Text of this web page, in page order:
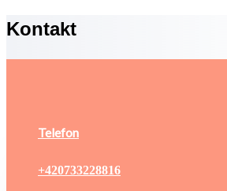
Kontakt
Telefon
+420733228816